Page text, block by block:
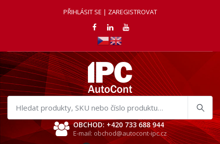
PŘIHLÁSIT SE | ZAREGISTROVAT
Hledat
produkty
OBCHOD: +420 733 688 944
E-mail: obchod@autocont-ipc.cz